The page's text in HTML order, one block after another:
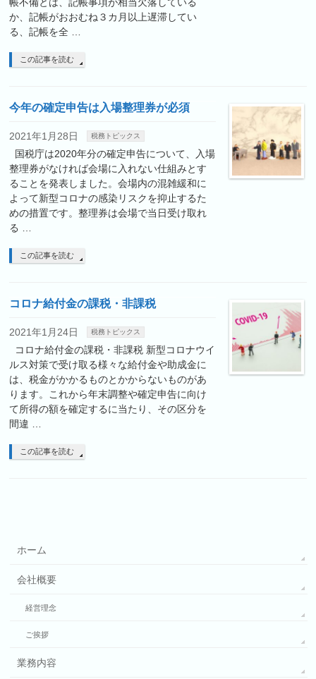
か、記帳がおおむね３カ月以上遅滞してい
る、記帳を全 …
この記事を読む
今年の確定申告は入場整理券が必須
2021年1月28日 税務トピックス
国税庁は2020年分の確定申告について、入場
整理券がなければ会場に入れない仕組みとす
ることを発表しました。会場内の混雑緩和に
よって新型コロナの感染リスクを抑止するた
めの措置です。整理券は会場で当日受け取れ
る …
この記事を読む
コロナ給付金の課税・非課税
2021年1月24日 税務トピックス
コロナ給付金の課税・非課税 新型コロナウイ
ルス対策で受け取る様々な給付金や助成金に
は、税金がかかるものとかからないものがあ
ります。これから年末調整や確定申告に向け
て所得の額を確定するに当たり、その区分を
間違 …
この記事を読む
ホーム
会社概要
経営理念
ご挨拶
業務内容